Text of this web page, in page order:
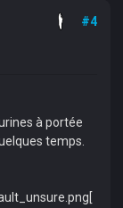
#4
à portée
temps.